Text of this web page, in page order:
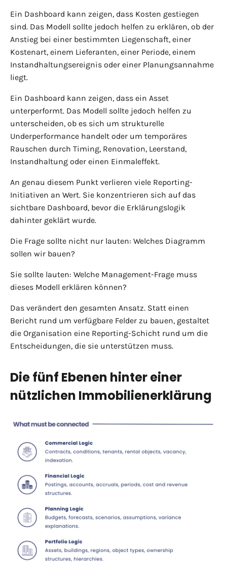
Ein Dashboard kann zeigen, dass Kosten gestiegen
sind. Das Modell sollte jedoch helfen zu erklären, ob der
Anstieg bei einer bestimmten Liegenschaft, einer
Kostenart, einem Lieferanten, einer Periode, einem
Instandhaltungsereignis oder einer Planungsannahme
liegt.
Ein Dashboard kann zeigen, dass ein Asset
unterperformt. Das Modell sollte jedoch helfen zu
unterscheiden, ob es sich um strukturelle
Underperformance handelt oder um temporäres
Rauschen durch Timing, Renovation, Leerstand,
Instandhaltung oder einen Einmaleffekt.
An genau diesem Punkt verlieren viele Reporting-
Initiativen an Wert. Sie konzentrieren sich auf das
sichtbare Dashboard, bevor die Erklärungslogik
dahinter geklärt wurde.
Die Frage sollte nicht nur lauten: Welches Diagramm
sollen wir bauen?
Sie sollte lauten: Welche Management-Frage muss
dieses Modell erklären können?
Das verändert den gesamten Ansatz. Statt einen
Bericht rund um verfügbare Felder zu bauen, gestaltet
die Organisation eine Reporting-Schicht rund um die
Entscheidungen, die sie unterstützen muss.
Die fünf Ebenen hinter einer
nützlichen Immobilienerklärung